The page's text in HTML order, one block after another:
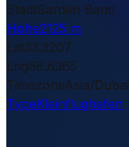
StadtSardeh Band
Höhe2125 m
Lat33.3207
Lng68.6365
TimezoneAsia/Dubai
TypeKleinflughafen